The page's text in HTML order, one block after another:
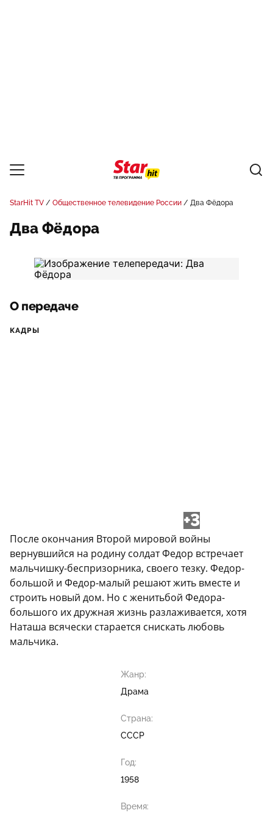
StarHit TV Общественное телевидение России Два Фёдора
Два Фёдора
О передаче
КАДРЫ
+3
После окончания Второй мировой войны
вернувшийся на родину солдат Федор встречает
мальчишку-беспризорника, своего тезку. Федор-
большой и Федор-малый решают жить вместе и
строить новый дом. Но с женитьбой Федора-
большого их дружная жизнь разлаживается, хотя
Наташа всячески старается снискать любовь
мальчика.
Жанр:
Драма
Страна:
СССР
Год:
1958
Время: